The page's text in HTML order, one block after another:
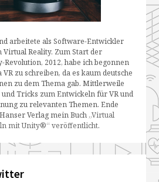
arbeitete als Software-Entwickler
Reality. Zum Start der
Revolution, 2012, habe ich begonnen
zu schreiben, da es kaum deutsche
zu dem Thema gab. Mittlerweile
Tricks zum Entwickeln für VR und
zu relevanten Themen. Ende
Verlag mein Buch „Virtual
mit Unity®“ veröffentlicht.